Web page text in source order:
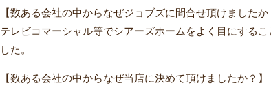
【数ある会社の中からなぜジョブズに問合せ頂けましたか
テレビコマーシャル等でシアーズホームをよく目にする
した。
【数ある会社の中からなぜ当店に決めて頂けましたか？】